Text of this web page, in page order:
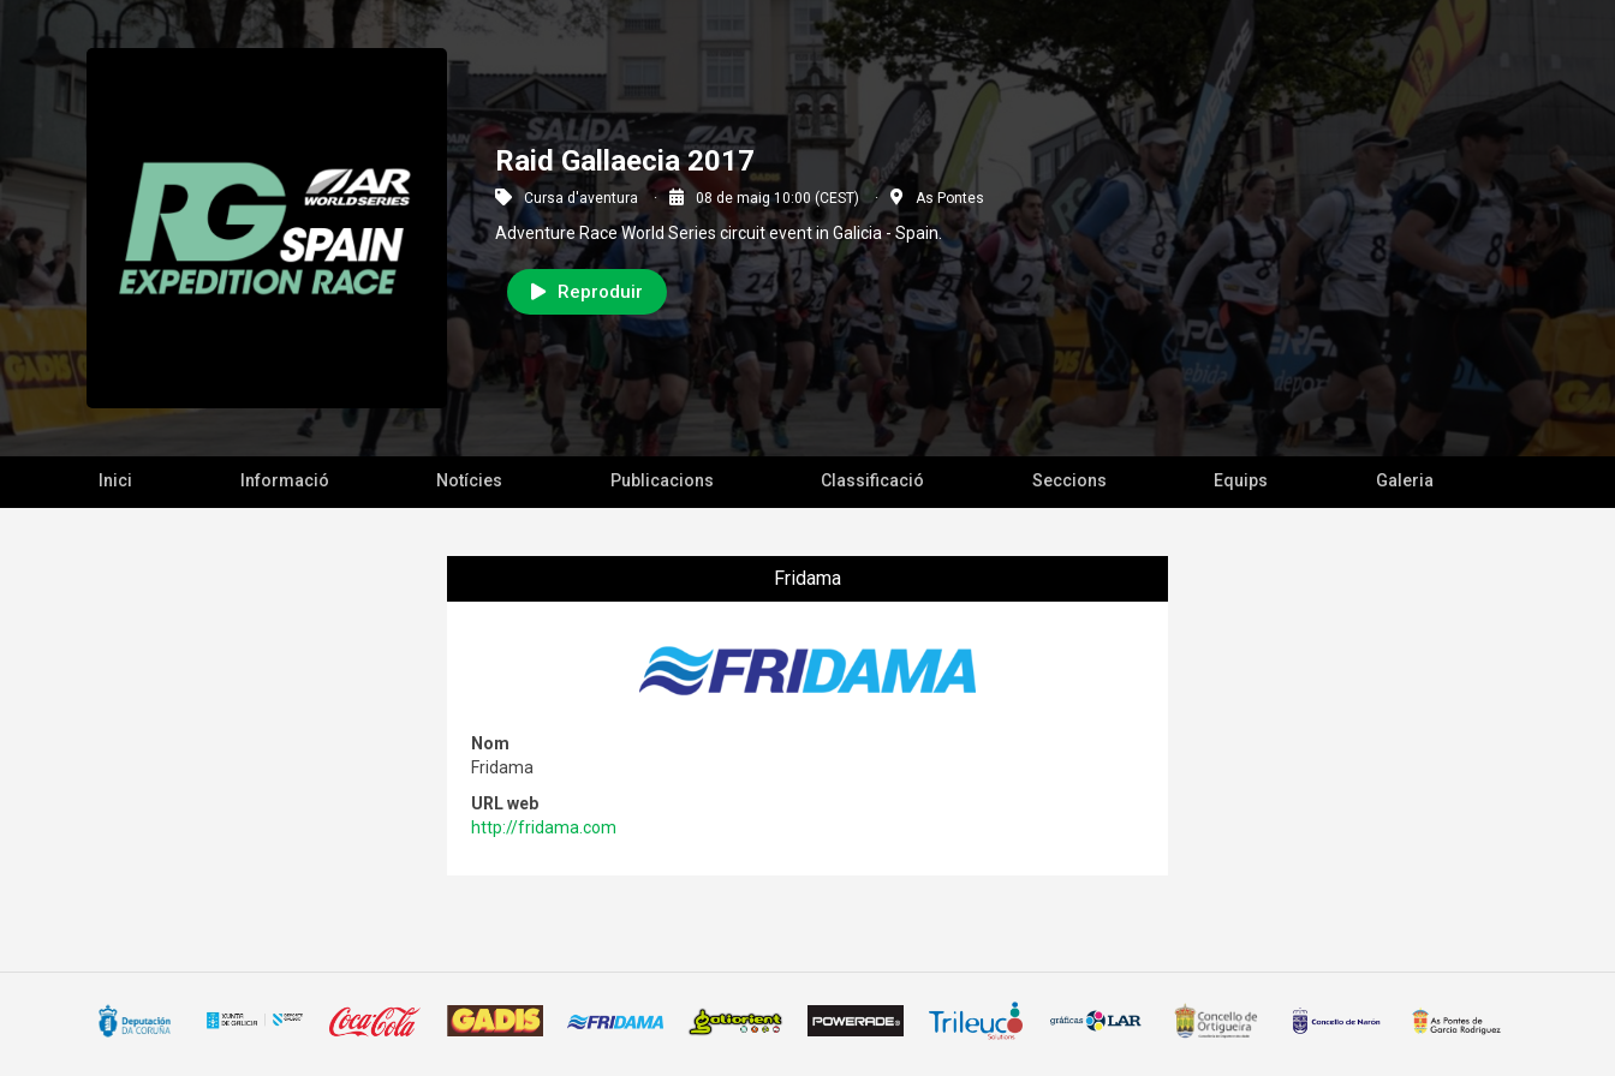
Raid Gallaecia 2017
Cursa d'aventura 08 de maig 10:00 (CEST) As Pontes
Adventure Race World Series circuit event in Galicia - Spain.
Reproduir
Inici Informació Notícies Publicacions Classificació Seccions Equips Galeria
Fridama
Nom
Fridama
URL web
http://fridama.com